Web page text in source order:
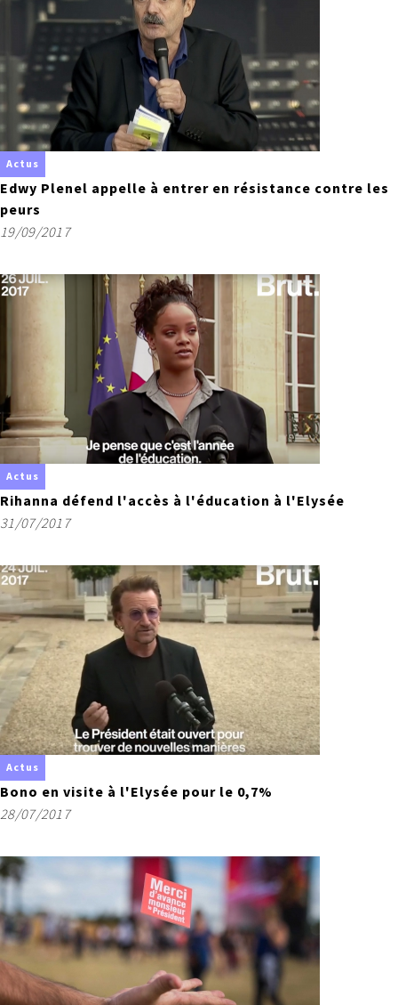
Actus
Edwy Plenel appelle à entrer en résistance contre les
peurs
19/09/2017
Actus
Rihanna défend l'accès à l'éducation à l'Elysée
31/07/2017
Actus
Bono en visite à l'Elysée pour le 0,7%
28/07/2017